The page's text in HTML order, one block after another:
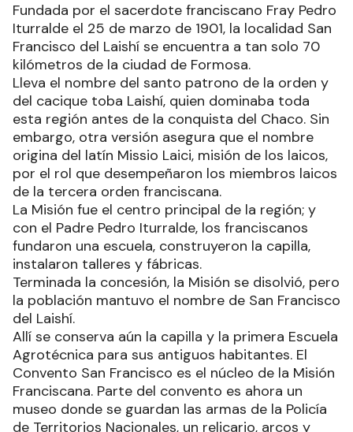
Fundada por el sacerdote franciscano Fray Pedro
Iturralde el 25 de marzo de 1901, la localidad San
Francisco del Laishí se encuentra a tan solo 70
kilómetros de la ciudad de Formosa.
Lleva el nombre del santo patrono de la orden y
del cacique toba Laishí, quien dominaba toda
esta región antes de la conquista del Chaco. Sin
embargo, otra versión asegura que el nombre
origina del latín Missio Laici, misión de los laicos,
por el rol que desempeñaron los miembros laicos
de la tercera orden franciscana.
La Misión fue el centro principal de la región; y
con el Padre Pedro Iturralde, los franciscanos
fundaron una escuela, construyeron la capilla,
instalaron talleres y fábricas.
Terminada la concesión, la Misión se disolvió, pero
la población mantuvo el nombre de San Francisco
del Laishí.
Allí se conserva aún la capilla y la primera Escuela
Agrotécnica para sus antiguos habitantes. El
Convento San Francisco es el núcleo de la Misión
Franciscana. Parte del convento es ahora un
museo donde se guardan las armas de la Policía
de Territorios Nacionales, un relicario, arcos y